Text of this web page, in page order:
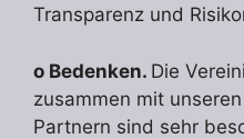
Transparenz und
o Bedenken. Die
zusammen mit
Partnern sind sehr